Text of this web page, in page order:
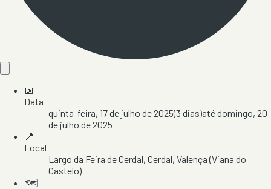
📅
Data
quinta-feira, 17 de julho de 2025(3 dias)atédomingo, 20
de julho de 2025
📍
Local
Largo da Feira de Cerdal, Cerdal, Valença(Viana do
Castelo)
🗺️